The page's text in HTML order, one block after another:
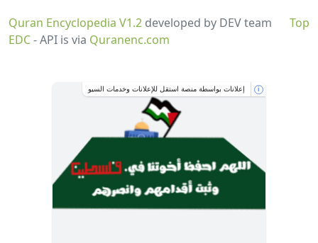
Top
Quran Encyclopedia V1.2 developed by DEV team
EDC- API is via Quranenc.com
إعلانات بواسطة منصة استقل للإعلانات وخدمات السيو i